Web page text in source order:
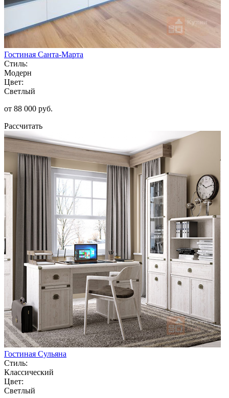
Гостиная Санта-Марта
Стиль:
Модерн
Цвет:
Светлый
от 88 000 руб.
Рассчитать
Гостиная Сульяна
Стиль:
Классический
Цвет:
Светлый